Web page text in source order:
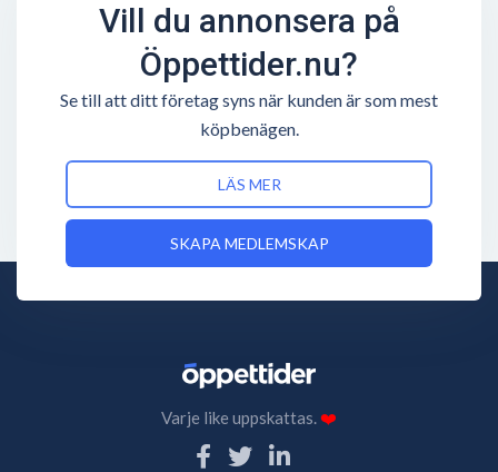
Vill du annonsera på
Öppettider.nu?
Se till att ditt företag syns när kunden är som mest
köpbenägen.
LÄS MER
SKAPA MEDLEMSKAP
Varje like uppskattas.❤️